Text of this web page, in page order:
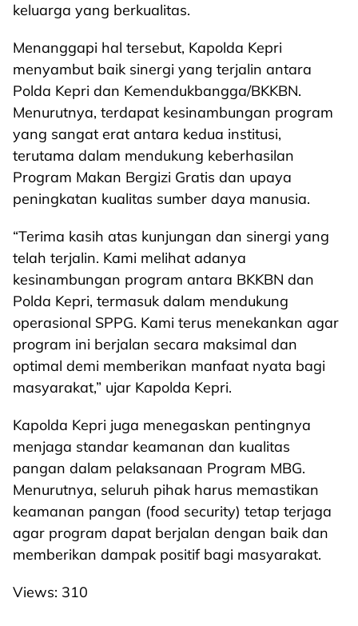
keluarga yang berkualitas.
Menanggapi hal tersebut, Kapolda Kepri
menyambut baik sinergi yang terjalin antara
Polda Kepri dan Kemendukbangga/BKKBN.
Menurutnya, terdapat kesinambungan program
yang sangat erat antara kedua institusi,
terutama dalam mendukung keberhasilan
Program Makan Bergizi Gratis dan upaya
peningkatan kualitas sumber daya manusia.
“Terima kasih atas kunjungan dan sinergi yang
telah terjalin. Kami melihat adanya
kesinambungan program antara BKKBN dan
Polda Kepri, termasuk dalam mendukung
operasional SPPG. Kami terus menekankan agar
program ini berjalan secara maksimal dan
optimal demi memberikan manfaat nyata bagi
masyarakat,” ujar Kapolda Kepri.
Kapolda Kepri juga menegaskan pentingnya
menjaga standar keamanan dan kualitas
pangan dalam pelaksanaan Program MBG.
Menurutnya, seluruh pihak harus memastikan
keamanan pangan (food security) tetap terjaga
agar program dapat berjalan dengan baik dan
memberikan dampak positif bagi masyarakat.
Views: 310